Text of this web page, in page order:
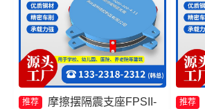
推荐
摩擦摆隔震支座FPSII-
推荐